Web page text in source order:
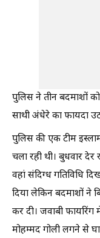
पुलिस ने तीन बदमाशों
साथी अंधेरे का फायदा
पुलिस की एक टीम
चला रही थी। बुधवार
वहां संदिग्ध गतिविधि
दिया लेकिन बदमाशों ने
कर दी। जवाबी
मोहम्मद गोली लगने से